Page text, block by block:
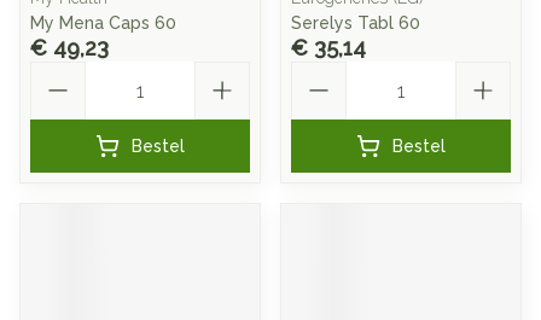
My Mena Caps 60
€ 49,23
Bestel
Serelys Tabl 60
€ 35,14
Bestel